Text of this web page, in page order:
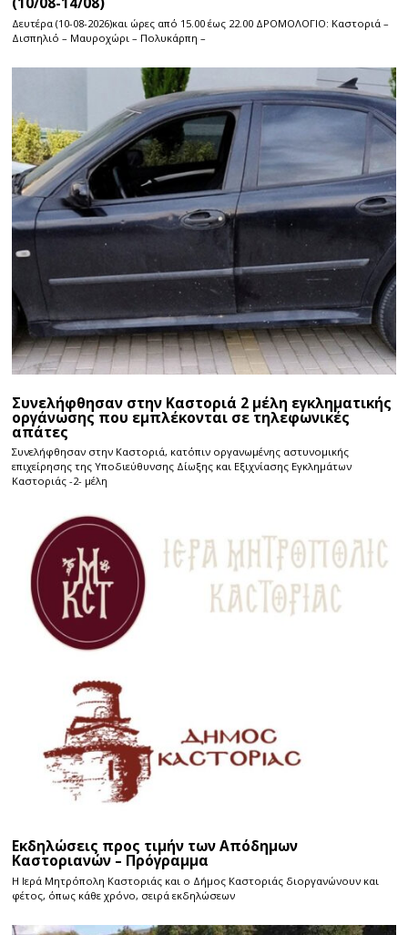
Δευτέρα (10-08-2026)και ώρες από 15.00 έως 22.00 ΔΡΟΜΟΛΟΓΙΟ: Καστοριά –
Δισπηλιό – Μαυροχώρι – Πολυκάρπη –
Συνελήφθησαν στην Καστοριά 2 μέλη εγκληματικής
οργάνωσης που εμπλέκονται σε τηλεφωνικές
απάτες
Συνελήφθησαν στην Καστοριά, κατόπιν οργανωμένης αστυνομικής
επιχείρησης της Υποδιεύθυνσης Δίωξης και Εξιχνίασης Εγκλημάτων
Καστοριάς -2- μέλη
Εκδηλώσεις προς τιμήν των Απόδημων
Καστοριανών – Πρόγραμμα
Η Ιερά Μητρόπολη Καστοριάς και ο Δήμος Καστοριάς διοργανώνουν και
φέτος, όπως κάθε χρόνο, σειρά εκδηλώσεων